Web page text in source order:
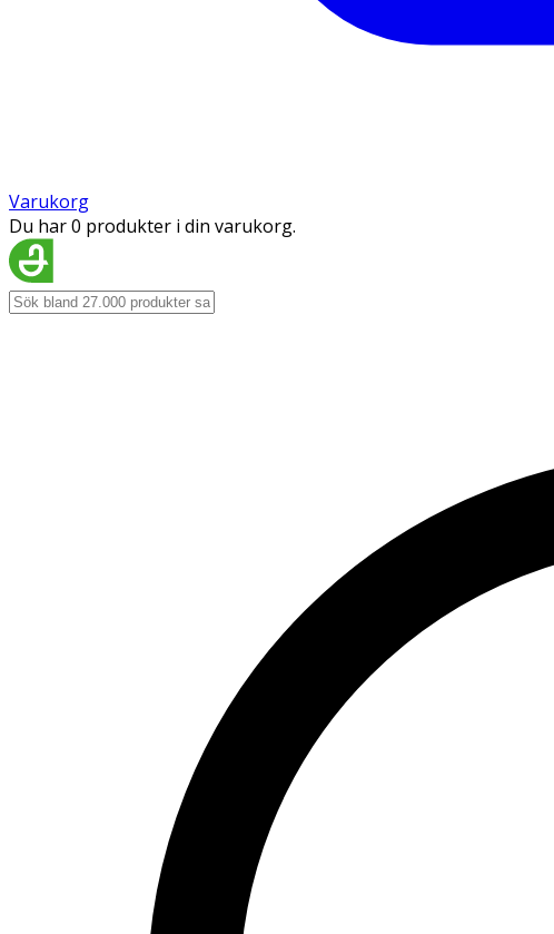
Varukorg
Du har 0 produkter i din varukorg.